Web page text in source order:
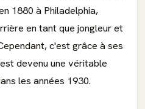
1880 à Philadelphia,
en tant que jongleur et
c'est grâce à ses
devenu une véritable
les années 1930.